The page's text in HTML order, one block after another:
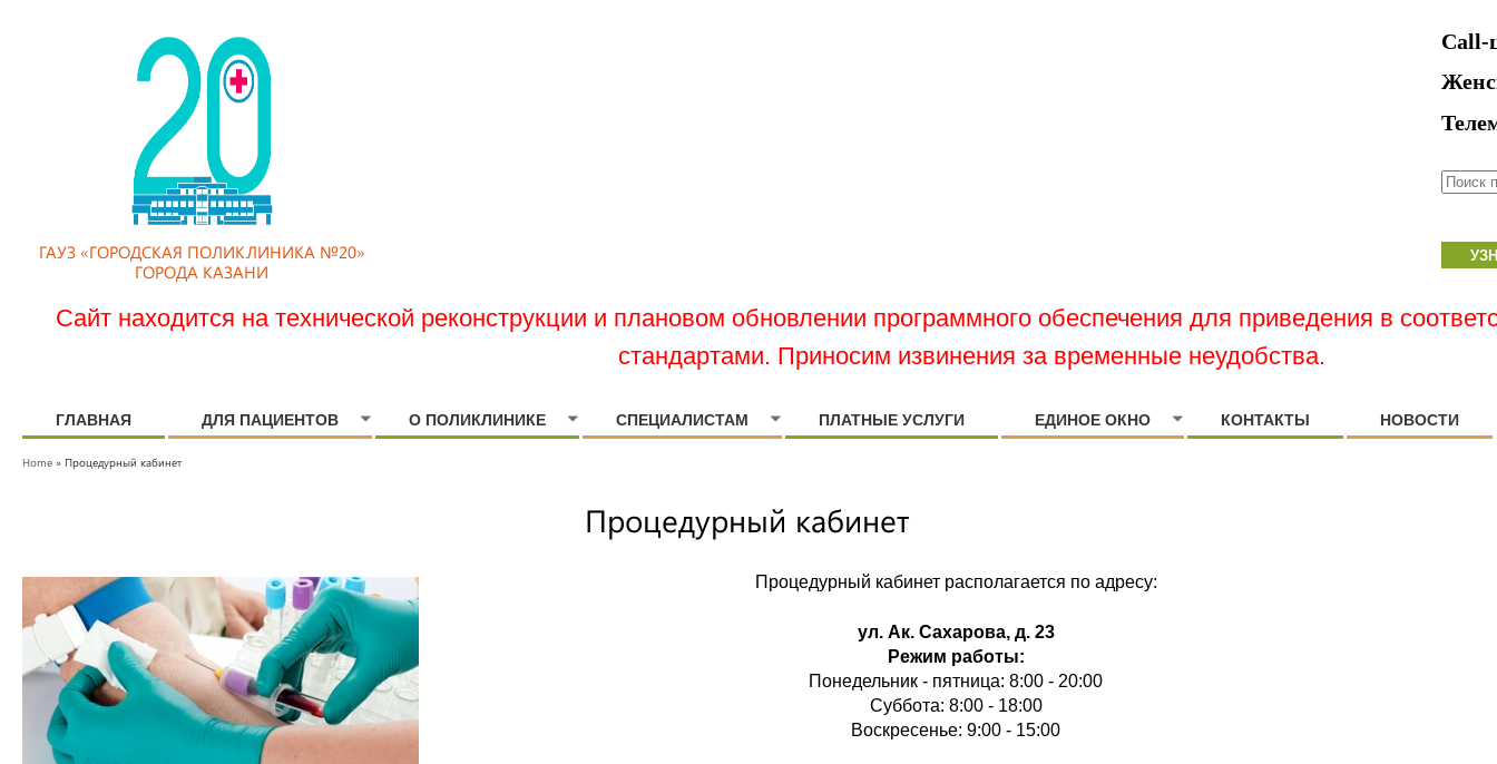
ГАУЗ «ГОРОДСКАЯ ПОЛИКЛИНИКА №20»
ГОРОДА КАЗАНИ
Call-
Сайт находится на технической реконструкции и плановом обновлении программного обеспечения для приведения в
стандартами. Приносим извинения за временные неудобства.
ГЛАВНАЯ ДЛЯ ПАЦИЕНТОВ О ПОЛИКЛИНИКЕ СПЕЦИАЛИСТАМ ПЛАТНЫЕ УСЛУГИ ЕДИНОЕ ОКНО КОНТАКТЫ НОВОСТИ
Home » Процедурный кабинет
Процедурный кабинет
Процедурный кабинет располагается по адресу:
ул. Ак. Сахарова, д. 23
Режим работы:
Понедельник - пятница: 8:00 - 20:00
Суббота: 8:00 - 18:00
Воскресенье: 9:00 - 15:00